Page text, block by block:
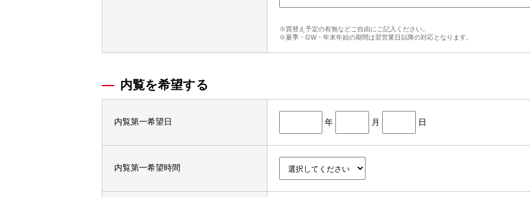
※買替え予定の有無などご自由にご記入ください。
※夏季・GW・年末年始の期間は翌営業日以降の対応となります。
内覧を希望する
内覧第一希望日 年 月 日
内覧第一希望時間